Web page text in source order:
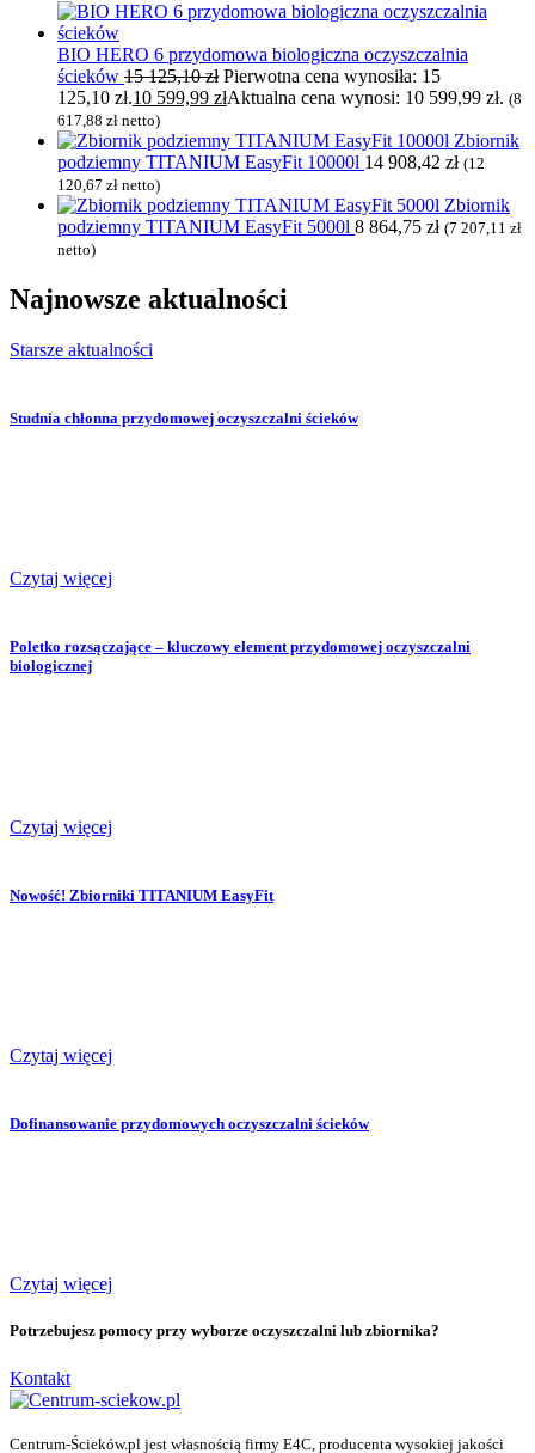
BIO HERO 6 przydomowa biologiczna oczyszczalnia
ścieków 15 125,10zł Pierwotna cena wynosiła: 15
125,10 zł.10 599,99 złAktualna cena wynosi: 10 599,99 zł. (8
617,88 zł netto)
Zbiornik
podziemny TITANIUM EasyFit 10000l 14 908,42 zł (12
120,67 zł netto)
Zbiornik
podziemny TITANIUM EasyFit 5000l 8 864,75 zł (7 207,11 zł
netto)
Najnowsze aktualności
Starsze aktualności
Studnia chłonna przydomowej oczyszczalni ścieków
Czytaj więcej
Poletko rozsączające – kluczowy element przydomowej oczyszczalni
biologicznej
Czytaj więcej
Nowość! Zbiorniki TITANIUM EasyFit
Czytaj więcej
Dofinansowanie przydomowych oczyszczalni ścieków
Czytaj więcej
Potrzebujesz pomocy przy wyborze oczyszczalni lub zbiornika?
Kontakt
Centrum-Ścieków.pl jest własnością firmy E4C, producenta wysokiej jakości